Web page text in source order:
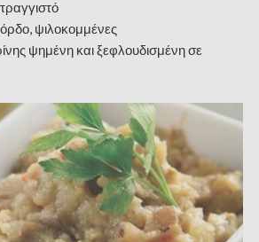
ψιλοκομμένες
ψημένη και ξεφλουδισμένη σε